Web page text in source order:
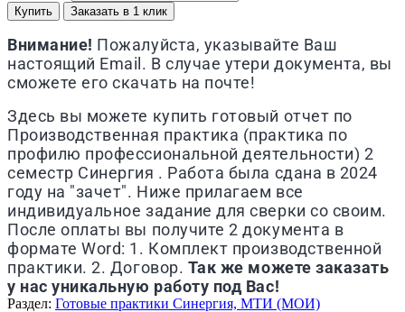
Купить Заказать в 1 клик
Внимание! Пожалуйста, указывайте Ваш
настоящий Email. В случае утери документа, вы
сможете его скачать на почте!
Здесь вы можете купить готовый отчет по
Производственная практика (практика по
профилю профессиональной деятельности) 2
семестр Синергия . Работа была сдана в 2024
году на "зачет". Ниже прилагаем все
индивидуальное задание для сверки со своим.
После оплаты вы получите 2 документа в
формате Word: 1. Комплект производственной
практики. 2. Договор. Так же можете заказать
у нас уникальную работу под Вас!
Раздел: Готовые практики Синергия, МТИ (МОИ)